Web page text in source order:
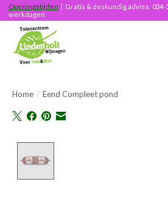
Openingstijden | Gratis & deskundig advies:
werkdagen
Home / Eend Compleet pond